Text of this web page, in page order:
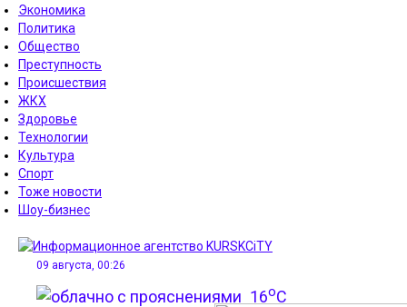
Экономика
Политика
Общество
Преступность
Происшествия
ЖКХ
Здоровье
Технологии
Культура
Спорт
Тоже новости
Шоу-бизнес
09 августа, 00:26
16oC